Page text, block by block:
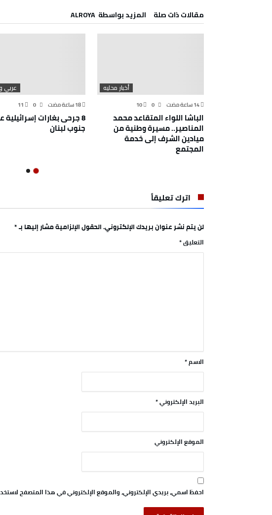
‫مقالات ذات صلة‬ ‫‫المزيد بواسطة‬ ‬ ALROYA
أخبار محليه
10
الباشا اللواء المتقاعد محمد
المناصير.. مسيرة وطنية من
ميادين الشرف إلى خدمة
المجتمع
عربي
11
8 جرحى بغارات إسرائيلية
جنوب لبنان
اترك تعليقاً
لن يتم نشر عنوان بريدك الإلكتروني.الحقول الإلزامية مشار إليها بـ*
التعليق*
الاسم*
البريد الإلكتروني*
الموقع الإلكتروني
احفظ اسمي، بريدي الإلكتروني، والموقع الإلكتروني في هذا المتصفح